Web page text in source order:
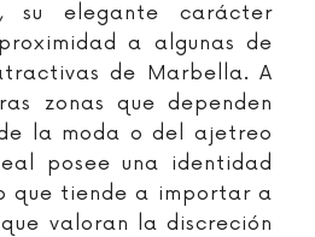
, su elegante carácter
a algunas de
de Marbella. A
zonas que dependen
la moda o del ajetreo
posee una identidad
que tiende a importar a
valoran la discreción